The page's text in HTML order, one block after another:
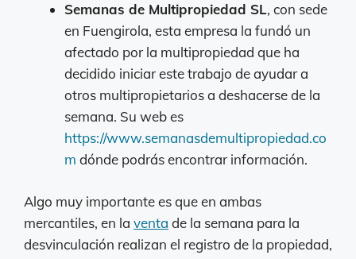
Semanas de Multipropiedad SL, con sede
en Fuengirola, esta empresa la fundó un
afectado por la multipropiedad que ha
decidido iniciar este trabajo de ayudar a
otros multipropietarios a deshacerse de la
semana. Su web es
https://www.semanasdemultipropiedad.co
m dónde podrás encontrar información.
Algo muy importante es que en ambas
mercantiles, en la venta de la semana para la
desvinculación realizan el registro de la propiedad,